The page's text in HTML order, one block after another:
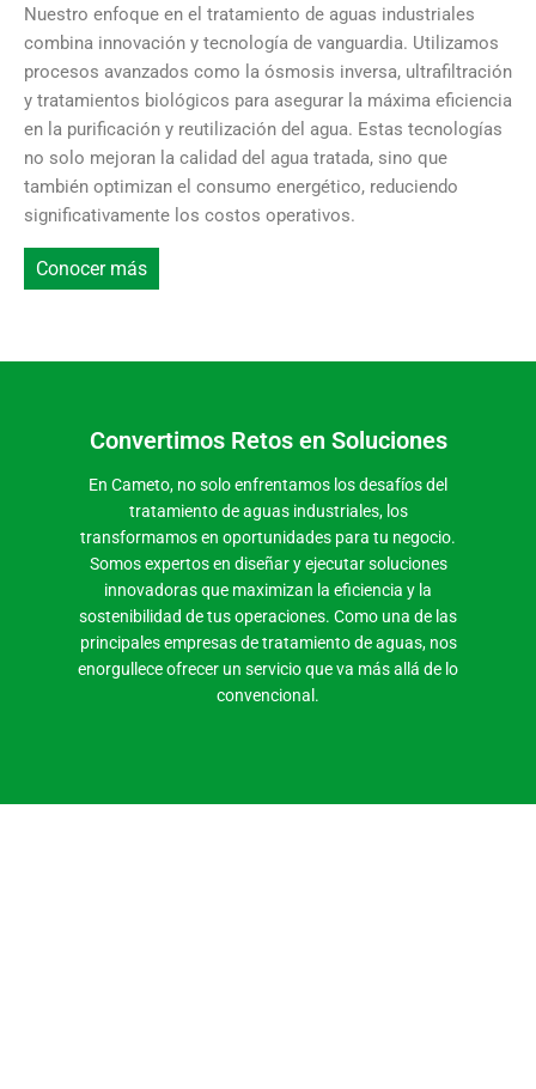
Nuestro enfoque en el tratamiento de aguas industriales
combina innovación y tecnología de vanguardia. Utilizamos
procesos avanzados como la ósmosis inversa, ultrafiltración
y tratamientos biológicos para asegurar la máxima eficiencia
en la purificación y reutilización del agua. Estas tecnologías
no solo mejoran la calidad del agua tratada, sino que
también optimizan el consumo energético, reduciendo
significativamente los costos operativos.
Conocer más
Convertimos Retos en Soluciones
En Cameto, no solo enfrentamos los desafíos del
tratamiento de aguas industriales, los
transformamos en oportunidades para tu negocio.
Somos expertos en diseñar y ejecutar soluciones
innovadoras que maximizan la eficiencia y la
sostenibilidad de tus operaciones. Como una de las
principales empresas de tratamiento de aguas, nos
enorgullece ofrecer un servicio que va más allá de lo
convencional.